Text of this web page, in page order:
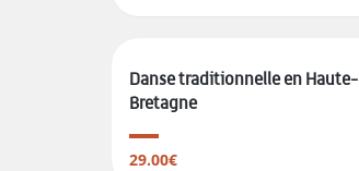
Danse traditionnelle en Haute-
Bretagne
29.00€